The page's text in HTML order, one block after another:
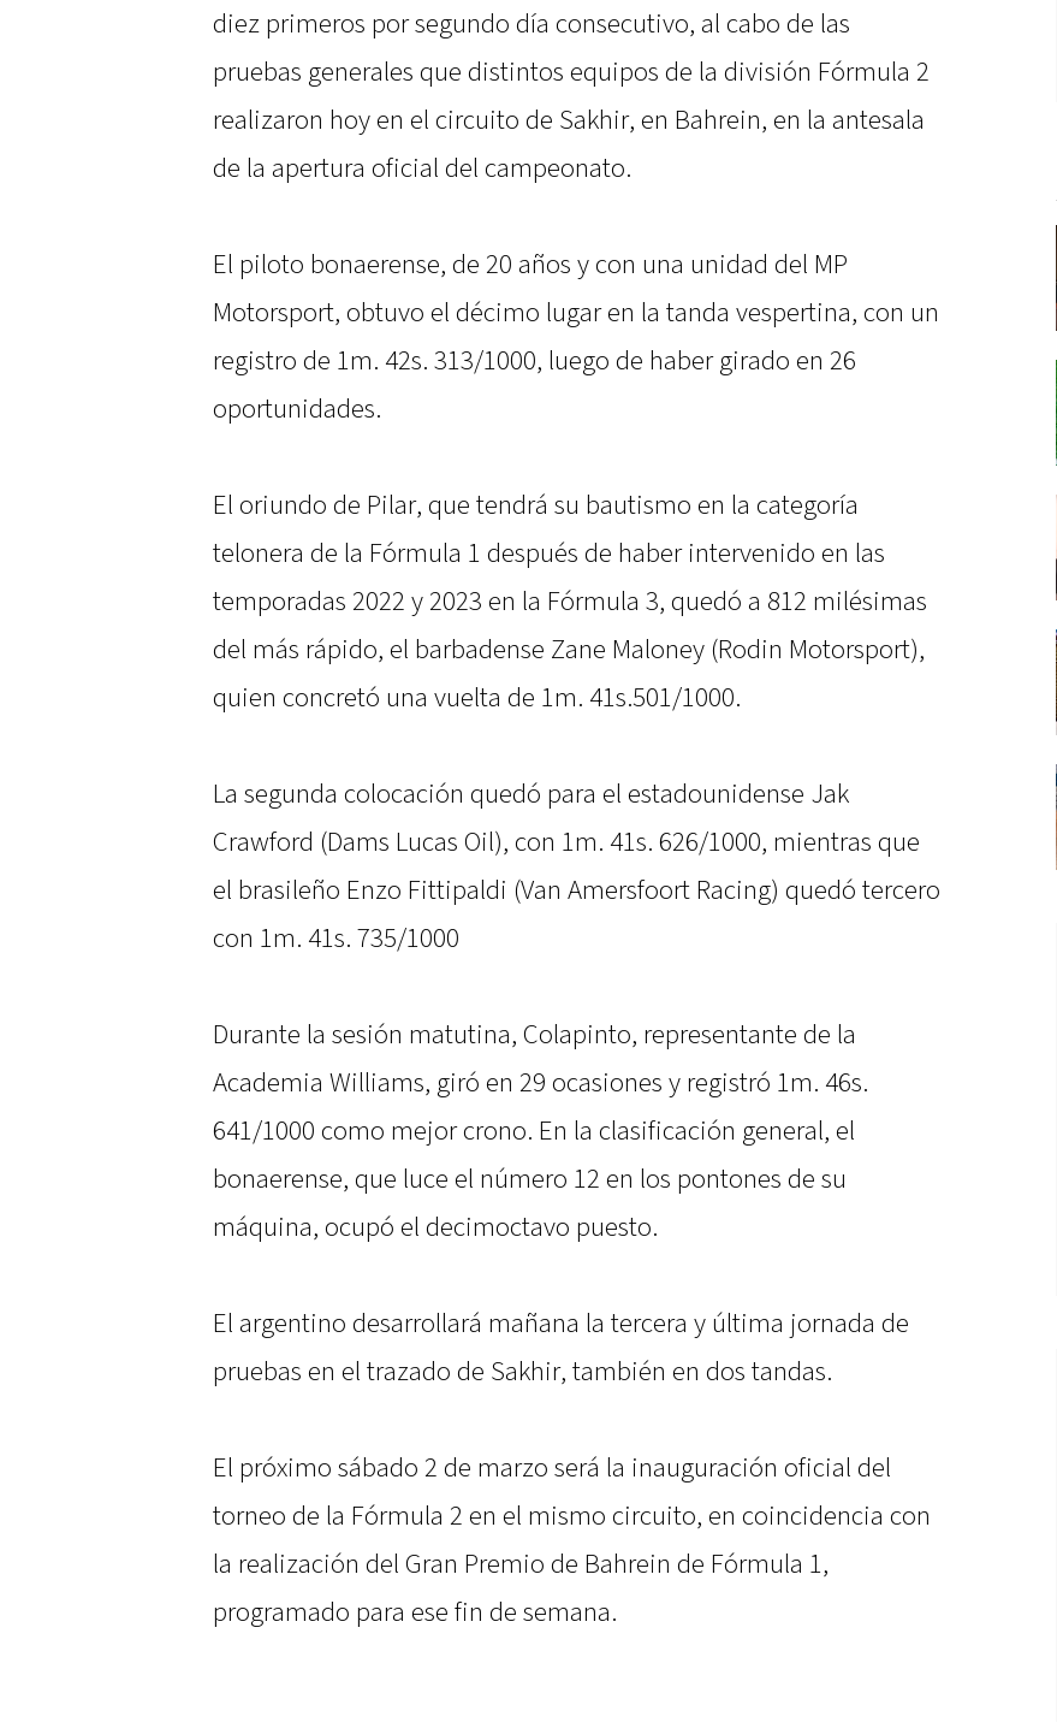
diez primeros por segundo día consecutivo, al cabo de las
pruebas generales que distintos equipos de la división Fórmula 2
realizaron hoy en el circuito de Sakhir, en Bahrein, en la antesala
de la apertura oficial del campeonato.
El piloto bonaerense, de 20 años y con una unidad del MP
Motorsport, obtuvo el décimo lugar en la tanda vespertina, con un
registro de 1m. 42s. 313/1000, luego de haber girado en 26
oportunidades.
El oriundo de Pilar, que tendrá su bautismo en la categoría
telonera de la Fórmula 1 después de haber intervenido en las
temporadas 2022 y 2023 en la Fórmula 3, quedó a 812 milésimas
del más rápido, el barbadense Zane Maloney (Rodin Motorsport),
quien concretó una vuelta de 1m. 41s.501/1000.
La segunda colocación quedó para el estadounidense Jak
Crawford (Dams Lucas Oil), con 1m. 41s. 626/1000, mientras que
el brasileño Enzo Fittipaldi (Van Amersfoort Racing) quedó tercero
con 1m. 41s. 735/1000
Durante la sesión matutina, Colapinto, representante de la
Academia Williams, giró en 29 ocasiones y registró 1m. 46s.
641/1000 como mejor crono. En la clasificación general, el
bonaerense, que luce el número 12 en los pontones de su
máquina, ocupó el decimoctavo puesto.
El argentino desarrollará mañana la tercera y última jornada de
pruebas en el trazado de Sakhir, también en dos tandas.
El próximo sábado 2 de marzo será la inauguración oficial del
torneo de la Fórmula 2 en el mismo circuito, en coincidencia con
la realización del Gran Premio de Bahrein de Fórmula 1,
programado para ese fin de semana.